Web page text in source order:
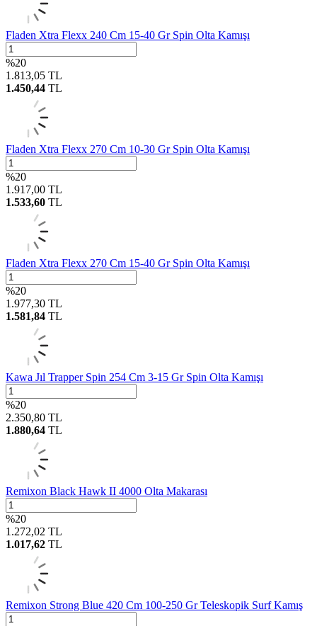
Fladen Xtra Flexx 240 Cm 15-40 Gr Spin Olta Kamışı
%20
1.813,05 TL
1.450,44 TL
Fladen Xtra Flexx 270 Cm 10-30 Gr Spin Olta Kamışı
%20
1.917,00 TL
1.533,60 TL
Fladen Xtra Flexx 270 Cm 15-40 Gr Spin Olta Kamışı
%20
1.977,30 TL
1.581,84 TL
Kawa Jıl Trapper Spin 254 Cm 3-15 Gr Spin Olta Kamışı
%20
2.350,80 TL
1.880,64 TL
Remixon Black Hawk II 4000 Olta Makarası
%20
1.272,02 TL
1.017,62 TL
Remixon Strong Blue 420 Cm 100-250 Gr Teleskopik Surf Kamış